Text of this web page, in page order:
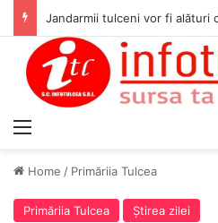
Home / Primăriia Tulcea
Primăriia Tulcea Ştirea zilei